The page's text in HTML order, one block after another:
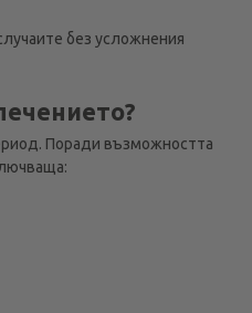
без усложнения
Поради възможността